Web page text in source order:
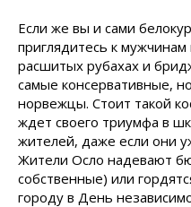
Если же вы и сами
приглядитесь к мужчинам
расшитых рубахах и
самые консервативные,
норвежцы. Стоит такой
ждет своего триумфа в
жителей, даже если они
Жители Осло надевают
собственные) или
городу в День